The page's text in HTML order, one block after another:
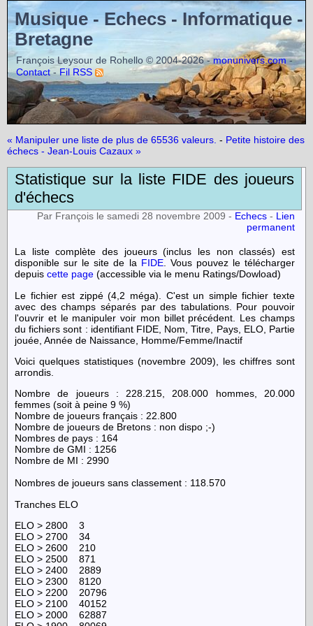
Musique - Echecs - Informatique -
Bretagne
François Leysour de Rohello © 2004-2026 -monunivers.com-
Contact-Fil RSS
« Manipuler une liste de plus de 65536 valeurs. - Petite histoire des
échecs - Jean-Louis Cazaux »
Statistique sur la liste FIDE des joueurs
d'échecs
Par François le samedi 28 novembre 2009 - Echecs - Lien
permanent
La liste complète des joueurs (inclus les non classés) est
disponible sur le site de la FIDE. Vous pouvez le télécharger
depuis cette page (accessible via le menu Ratings/Dowload)
Le fichier est zippé (4,2 méga). C'est un simple fichier texte
avec des champs séparés par des tabulations. Pour pouvoir
l'ouvrir et le manipuler voir mon billet précédent. Les champs
du fichiers sont : identifiant FIDE, Nom, Titre, Pays, ELO, Partie
jouée, Année de Naissance, Homme/Femme/Inactif
Voici quelques statistiques (novembre 2009), les chiffres sont
arrondis.
Nombre de joueurs : 228.215, 208.000 hommes, 20.000
femmes (soit à peine 9 %)
Nombre de joueurs français : 22.800
Nombre de joueurs de Bretons : non dispo ;-)
Nombres de pays : 164
Nombre de GMI : 1256
Nombre de MI : 2990
Nombres de joueurs sans classement : 118.570
Tranches ELO
ELO > 2800 3
ELO > 2700 34
ELO > 2600 210
ELO > 2500 871
ELO > 2400 2889
ELO > 2300 8120
ELO > 2200 20796
ELO > 2100 40152
ELO > 2000 62887